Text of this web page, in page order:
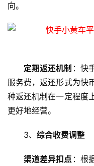
页
云
向。
定期返还机制 ：快
服务费，返还形式为快
种返还机制在一定程度
更好地经营。
3、 综合收费调整
渠道差异扣点 ：根